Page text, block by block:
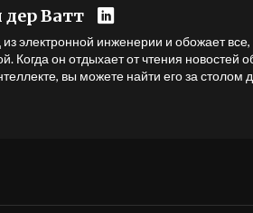
Ватт
электронной инженерии и обожает все,
Когда он отдыхает от чтения новостей
вы можете найти его за столом